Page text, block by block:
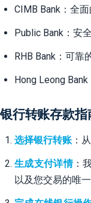
CIMB Bank：全
Public Bank：安
RHB Bank：可靠
Hong Leong
银行转账存款指
选择银行转账 ：
生成支付详情：
以及您交易的唯一